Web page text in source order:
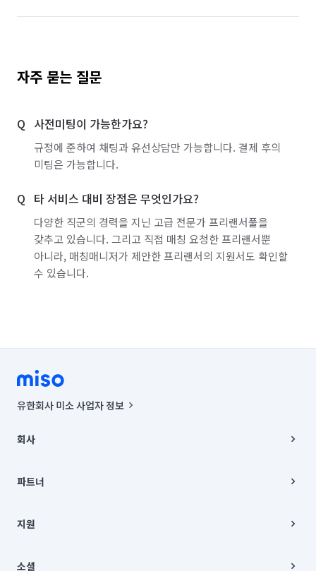
자주 묻는 질문
사전미팅이 가능한가요?
규정에 준하여 채팅과 유선상담만 가능합니다. 결제 후의
미팅은 가능합니다.
타 서비스 대비 장점은 무엇인가요?
다양한 직군의 경력을 지닌 고급 전문가 프리랜서풀을
갖추고 있습니다. 그리고 직접 매칭 요청한 프리랜서뿐
아니라, 매칭매니저가 제안한 프리랜서의 지원서도 확인할
수 있습니다.
유한회사 미소 사업자 정보
00019 |
주소 | 본사: 서울특별시 종로구 율곡로 6(중학동, 트윈트리빌딩) B동 5층
컨택센터 : 서울특별시 종로구 수송동 율곡로 24, 7층, 8층 미소
상품, 상품정보, 거래에 관한 의무와 책임은 거래당사자에게 있습니다.
언론 보도 관련 문의:
© 유한회사 미소. Miso, Inc. All Rights Reserved.
회사
채용
파트너
이사
지원
이용약관
소셜